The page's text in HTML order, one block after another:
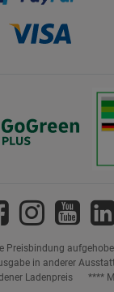
Preisbindung
in anderer
Ladenpreis
****